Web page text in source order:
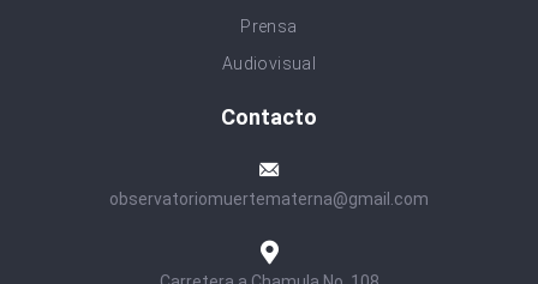
Prensa
Audiovisual
Contacto
observatoriomuertematerna@gmail.com